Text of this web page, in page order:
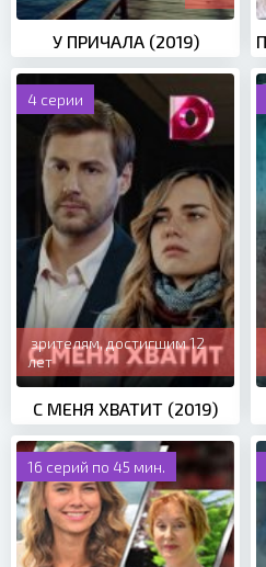
У ПРИЧАЛА (2019)
4 серии
зрителям, достигшим 12
лет
С МЕНЯ ХВАТИТ (2019)
16 серий по 45 мин.